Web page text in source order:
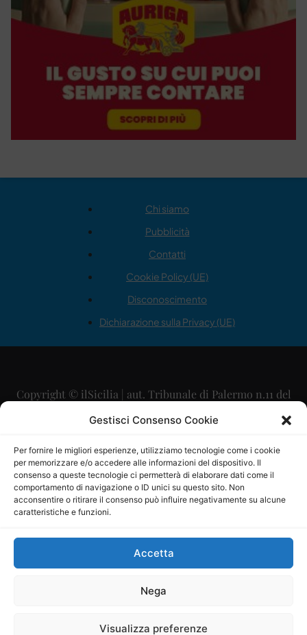
Gestisci Consenso Cookie
Per fornire le migliori esperienze, utilizziamo tecnologie come i cookie
per memorizzare e/o accedere alle informazioni del dispositivo. Il
consenso a queste tecnologie ci permetterà di elaborare dati come il
comportamento di navigazione o ID unici su questo sito. Non
acconsentire o ritirare il consenso può influire negativamente su alcune
caratteristiche e funzioni.
Accetta
Nega
Visualizza preferenze
Chi siamo
Pubblicità
Contatti
Cookie Policy (UE)
Disconoscimento
Dichiarazione sulla Privacy (UE)
Copyright © ilSicilia | aut. Tribunale di Palermo n.11 del
29/09/2015
Direttore Editoriale: Maurizio Scaglione
Direttore Responsabile: Maria Calabrese
P.IVA: 06334930820
Mercurio Comunicazione Società Cooperativa a r.l. è
iscritta al Registro degli Operatori di Comunicazione al